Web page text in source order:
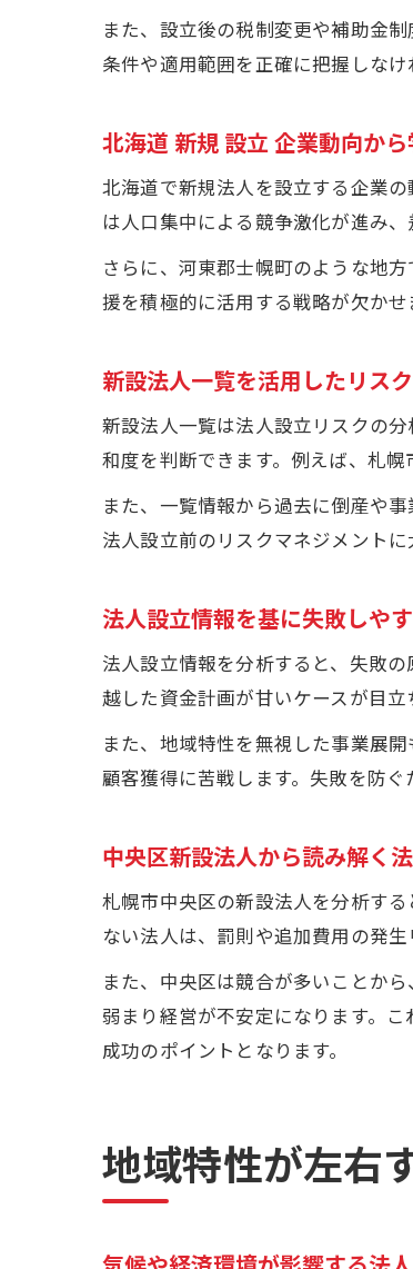
また、設立後の税制変更や補助金
条件や適用範囲を正確に把握しな
北海道 新規 設立 企業動向か
北海道で新規法人を設立する企業
は人口集中による競争激化が進み
さらに、河東郡士幌町のような地
援を積極的に活用する戦略が欠か
新設法人一覧を活用したリス
新設法人一覧は法人設立リスクの
和度を判断できます。例えば、札
また、一覧情報から過去に倒産や
法人設立前のリスクマネジメント
法人設立情報を基に失敗しや
法人設立情報を分析すると、失敗
越した資金計画が甘いケースが目
また、地域特性を無視した事業展
顧客獲得に苦戦します。失敗を防
中央区新設法人から読み解く
札幌市中央区の新設法人を分析す
ない法人は、罰則や追加費用の発
また、中央区は競合が多いことか
弱まり経営が不安定になります。
成功のポイントとなります。
地域特性が左右